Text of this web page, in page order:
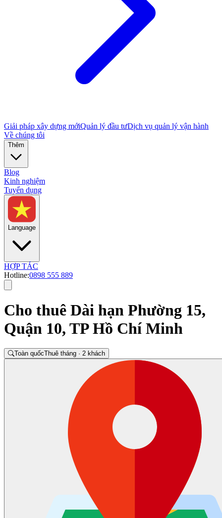
Giải pháp xây dựng mớiQuản lý đầu tưDịch vụ quản lý vận hành
Về chúng tôi
Thêm
Blog
Kinh nghiệm
Tuyển dụng
Language
HỢP TÁC
Hotline:0898 555 889
Cho thuê Dài hạn Phường 15,
Quận 10, TP Hồ Chí Minh
Toàn quốcThuê tháng · 2 khách